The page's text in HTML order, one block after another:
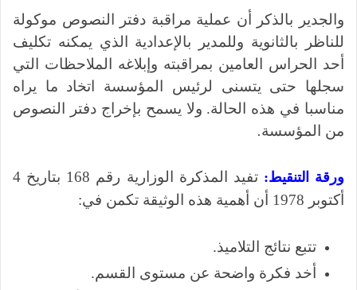
والجدير بالذكر أن عملية مراقبة دفتر النصوص موكولة
للناظر بالثانوية وللمدير بالإعدادية الذي يمكنه تكليف
أحد الحراس العامين بمراقبته وإبلاغه الملاحظات التي
سجلها حتى يتسنى لرئيس المؤسسة اتخاد ما يراه
مناسبا في هذه الحالة. ولا يسمح بإخراج دفتر النصوص
من المؤسسة.
ورقة التنقيط:
تفيد المذكرة الوزارية رقم 168 بتاريخ 4
أكتوبر 1978 أن أهمية هذه الوثيقة تكمن في:
تتبع نتائج التلاميذ.
أخد فكرة واضحة عن مستوى القسم.